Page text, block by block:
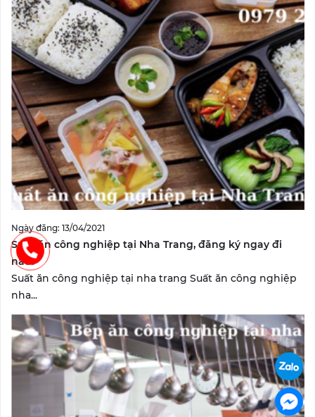
Ngày đăng: 13/04/2021
Suất ăn công nghiệp tại Nha Trang, đăng ký ngay đi
nào?
Suất ăn công nghiệp tại nha trang Suất ăn công nghiệp
nha...